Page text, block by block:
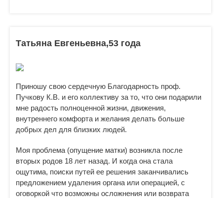
Татьяна Евгеньевна,53 года
Приношу свою сердечную Благодарность проф.
Пучкову К.В. и его коллективу за то, что они подарили
мне радость полноценной жизни, движения,
внутреннего комфорта и желания делать больше
добрых дел для близких людей.
Моя проблема (опущение матки) возникла после
вторых родов 18 лет назад. И когда она стала
ощутима, поиски путей ее решения заканчивались
предложением удаления органа или операцией, с
оговоркой что возможны осложнения или возврата